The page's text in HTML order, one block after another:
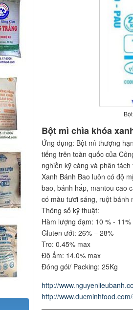
Bột mì chìa khóa
Ứng dụng: Bột mì thượng
tiếng trên toàn quốc của
nghiền kỹ càng và phân
Xanh Bánh Bao luôn có độ
bao, bánh hấp, mantou cao
có màu tươi sáng, ruột bánh
Thông số kỹ thuật:
Hàm lượng đạm: 10 % - 11%
Gluten ướt: 26% – 28%
Tro: 0.45% max
Độ ẩm: 14.0% max
Đóng gói/ Packing: 25Kg
http://
http://